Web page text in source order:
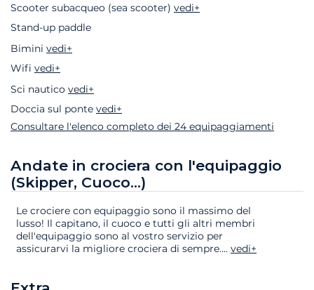
Scooter subacqueo (sea scooter) vedi+
Stand-up paddle
Bimini vedi+
Wifi vedi+
Sci nautico vedi+
Doccia sul ponte vedi+
Consultare l'elenco completo dei 24 equipaggiamenti
Andate in crociera con l'equipaggio
(Skipper, Cuoco...)
Le crociere con equipaggio sono il massimo del
lusso! Il capitano, il cuoco e tutti gli altri membri
dell'equipaggio sono al vostro servizio per
assicurarvi la migliore crociera di sempre.... vedi+